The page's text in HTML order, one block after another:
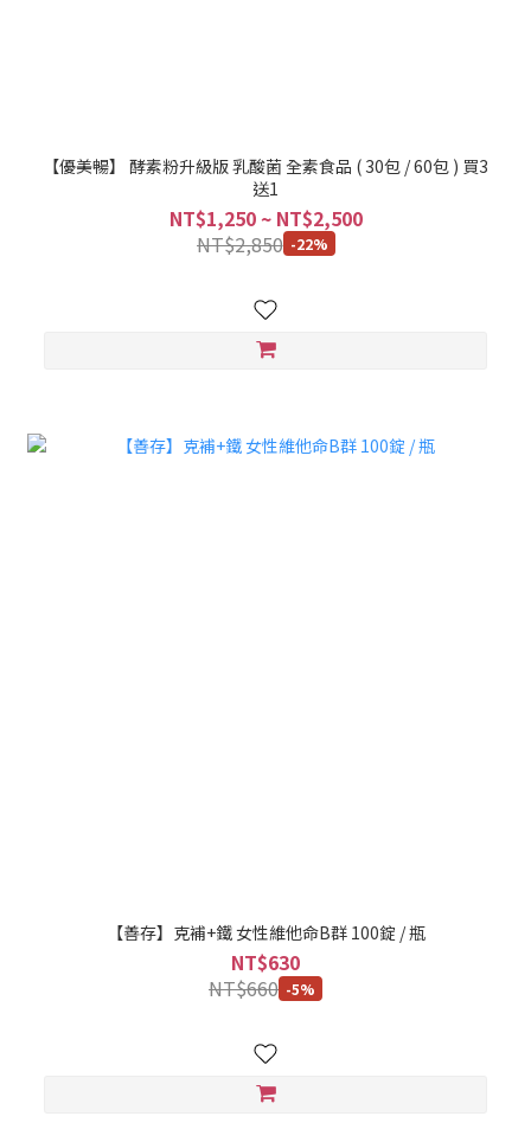
【優美暢】 酵素粉升級版 乳酸菌 全素食品 ( 30包 / 60包 ) 買3
送1
NT$1,250 ~ NT$2,500
NT$2,850 -22%
【善存】克補+鐵 女性維他命B群 100錠 / 瓶
NT$630
NT$660 -5%